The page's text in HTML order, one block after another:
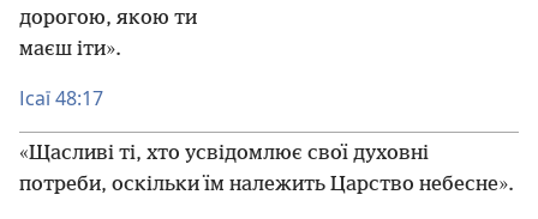
дорогою, якою ти
маєш іти».
Ісаї 48:17
«Щасливі ті, хто усвідомлює свої духовні
потреби, оскільки їм належить Царство небесне».